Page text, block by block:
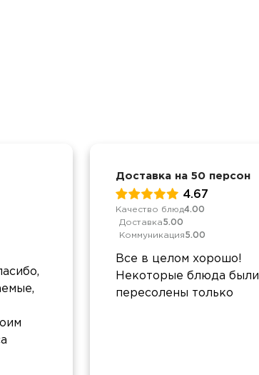
Доставка на 50 персон
4.67
Качество блюд4.00
Доставка5.00
Коммуникация5.00
Все в целом хорошо!
Некоторые блюда были
пересолены только